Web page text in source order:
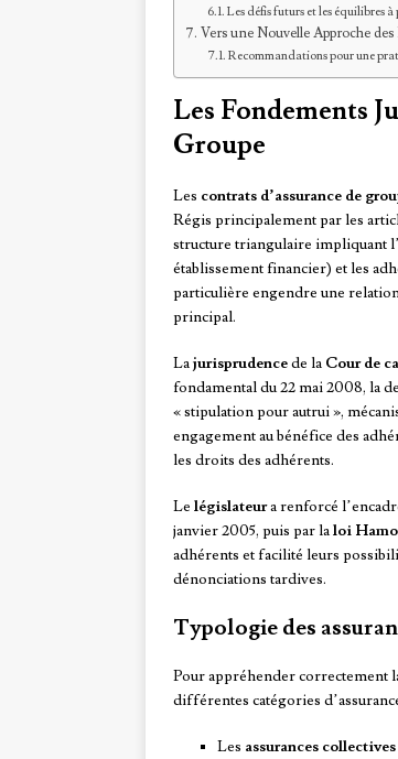
Les défis futurs et les équilibres à
Vers une Nouvelle Approche
Recommandations pour une
Les Fondements
Groupe
Les contrats d’assurance de
Régis principalement par les
structure triangulaire impliquant
établissement financier) et les
particulière engendre une
principal.
Lajurisprudencede la Cour de
fondamental du 22 mai 2008, la
« stipulation pour autrui »,
engagement au bénéfice des
les droits des adhérents.
Le législateura renforcé
janvier 2005, puis par laloi
adhérents et facilité leurs
dénonciations tardives.
Typologie des
Pour appréhender correctement
différentes catégories
Les assurances